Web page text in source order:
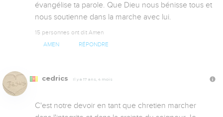
évangélise ta parole. Que Dieu nous bénisse tous et
nous soutienne dans la marche avec lui.
15 personnes ont dit Amen
AMEN RÉPONDRE
cedrics Il y a 17 ans, 4 mois
C'est notre devoir en tant que chretien marcher